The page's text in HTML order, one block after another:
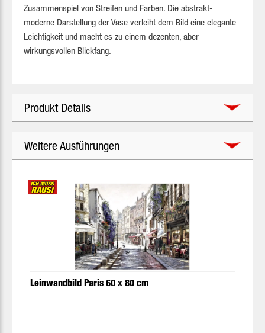
Zusammenspiel von Streifen und Farben. Die abstrakt-
moderne Darstellung der Vase verleiht dem Bild eine elegante
Leichtigkeit und macht es zu einem dezenten, aber
wirkungsvollen Blickfang.
Produkt Details
Weitere Ausführungen
Leinwandbild Paris 60 x 80 cm